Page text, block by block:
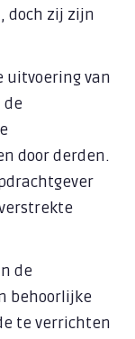
doch zij zijn
uitvoering van
de
door derden.
de
behoorlijke
te verrichten